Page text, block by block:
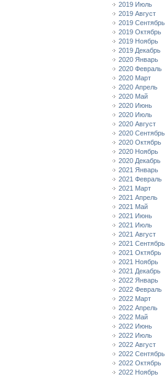
2019 Июль
2019 Август
2019 Сентябрь
2019 Октябрь
2019 Ноябрь
2019 Декабрь
2020 Январь
2020 Февраль
2020 Март
2020 Апрель
2020 Май
2020 Июнь
2020 Июль
2020 Август
2020 Сентябрь
2020 Октябрь
2020 Ноябрь
2020 Декабрь
2021 Январь
2021 Февраль
2021 Март
2021 Апрель
2021 Май
2021 Июнь
2021 Июль
2021 Август
2021 Сентябрь
2021 Октябрь
2021 Ноябрь
2021 Декабрь
2022 Январь
2022 Февраль
2022 Март
2022 Апрель
2022 Май
2022 Июнь
2022 Июль
2022 Август
2022 Сентябрь
2022 Октябрь
2022 Ноябрь